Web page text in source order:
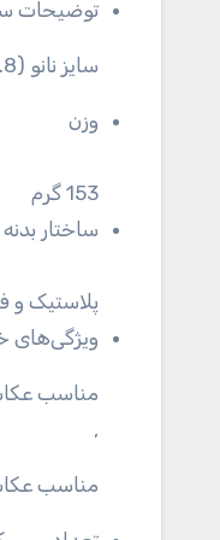
توضیحات
سایز نانو (8.8 × 12.3 میلی‌متر)
وزن
153 گرم
ساختار بدنه
پلاستیک و
مناسب
,
مناسب